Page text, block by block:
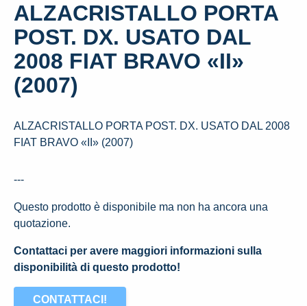
ALZACRISTALLO PORTA
POST. DX. USATO DAL
2008 FIAT BRAVO «II»
(2007)
ALZACRISTALLO PORTA POST. DX. USATO DAL 2008
FIAT BRAVO «II» (2007)
---
Questo prodotto è disponibile ma non ha ancora una
quotazione.
Contattaci per avere maggiori informazioni sulla
disponibilità di questo prodotto!
CONTATTACI!